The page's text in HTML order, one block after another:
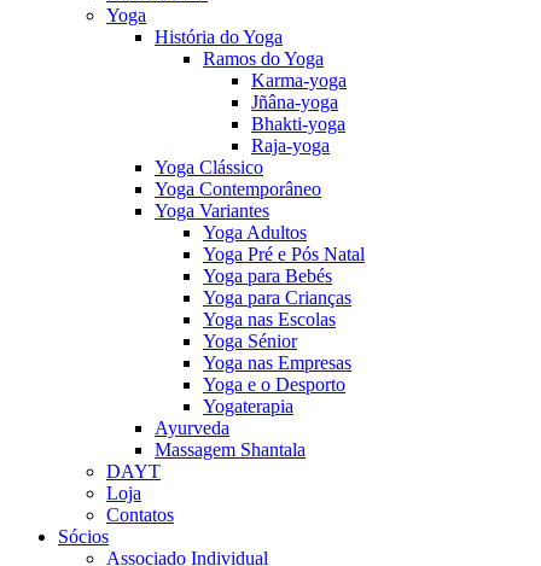
Yoga
História do Yoga
Ramos do Yoga
Karma-yoga
Jñâna-yoga
Bhakti-yoga
Raja-yoga
Yoga Clássico
Yoga Contemporâneo
Yoga Variantes
Yoga Adultos
Yoga Pré e Pós Natal
Yoga para Bebés
Yoga para Crianças
Yoga nas Escolas
Yoga Sénior
Yoga nas Empresas
Yoga e o Desporto
Yogaterapia
Ayurveda
Massagem Shantala
DAYT
Loja
Contatos
Sócios
Associado Individual